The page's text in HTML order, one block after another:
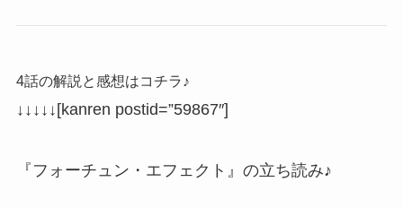
4話の解説と感想はコチラ♪
↓↓↓↓↓[kanren postid=”59867″]
『フォーチュン・エフェクト』の立ち読み♪